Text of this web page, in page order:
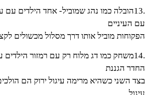
.13הובלה כמו נהג שמוביל- אחד הילדים עם
עם העיניים
הפקוחות מוביל אותו דרך מסלול מכשולים
.14משחק כמו דג מלוח רק עם רמזור
החדר הגננת
בצד השני כשהיא מרימה עיגול ירוק הם